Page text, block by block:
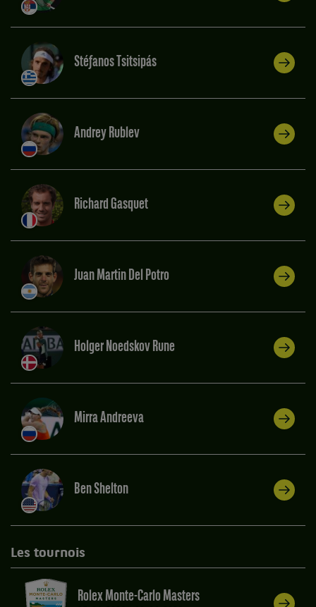
Stéfanos Tsitsipás
Andrey Rublev
Richard Gasquet
Juan Martin Del Potro
Holger Noedskov Rune
Mirra Andreeva
Ben Shelton
Les tournois
Rolex Monte-Carlo Masters